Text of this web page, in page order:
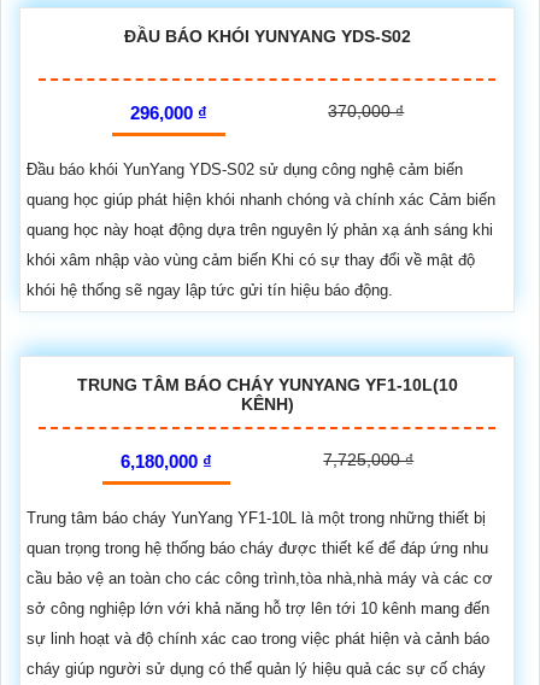
ĐẦU BÁO KHÓI YUNYANG YDS-S02
296,000 ₫ 370,000 ₫
Đầu báo khói YunYang YDS-S02 sử dụng công nghệ cảm biến
quang học giúp phát hiện khói nhanh chóng và chính xác Cảm biến
quang học này hoạt động dựa trên nguyên lý phản xạ ánh sáng khi
khói xâm nhập vào vùng cảm biến Khi có sự thay đổi về mật độ
khói hệ thống sẽ ngay lập tức gửi tín hiệu báo động.
TRUNG TÂM BÁO CHÁY YUNYANG YF1-10L(10
KÊNH)
6,180,000 ₫ 7,725,000 ₫
Trung tâm báo cháy YunYang YF1-10L là một trong những thiết bị
quan trọng trong hệ thống báo cháy được thiết kế để đáp ứng nhu
cầu bảo vệ an toàn cho các công trình,tòa nhà,nhà máy và các cơ
sở công nghiệp lớn với khả năng hỗ trợ lên tới 10 kênh mang đến
sự linh hoạt và độ chính xác cao trong việc phát hiện và cảnh báo
cháy giúp người sử dụng có thể quản lý hiệu quả các sự cố cháy